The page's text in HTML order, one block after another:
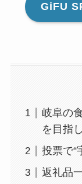
GiFU
岐阜の
を目指
投票で“
返礼品